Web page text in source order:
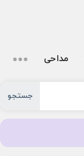
مداحی
جستجو